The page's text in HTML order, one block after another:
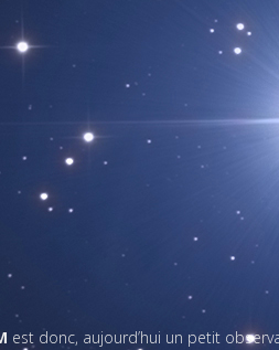
est donc, aujourd’hui un petit